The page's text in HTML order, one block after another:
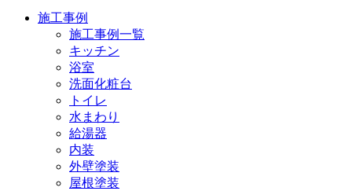
施工事例
施工事例一覧
キッチン
浴室
洗面化粧台
トイレ
水まわり
給湯器
内装
外壁塗装
屋根塗装